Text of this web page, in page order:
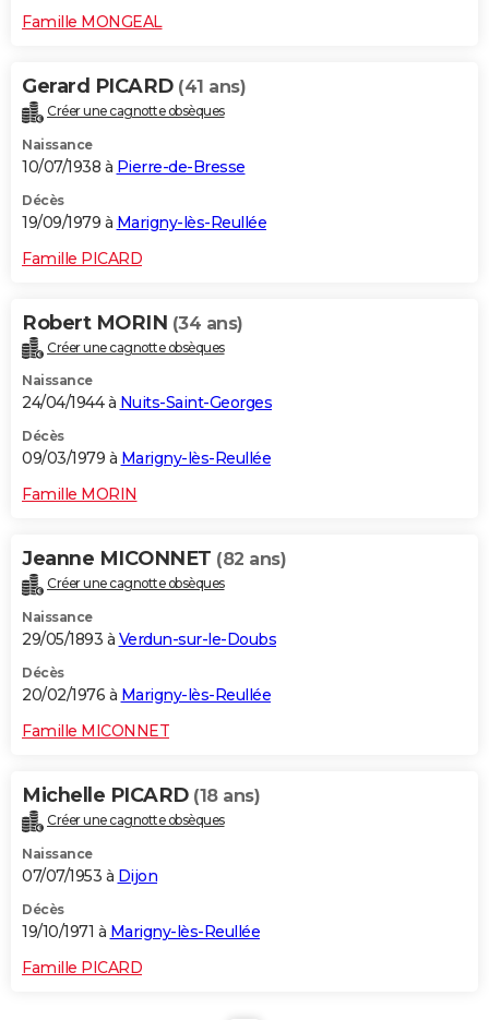
Famille MONGEAL
Gerard PICARD (41 ans)
Créer une cagnotte obsèques
Naissance
10/07/1938 à Pierre-de-Bresse
Décès
19/09/1979 à Marigny-lès-Reullée
Famille PICARD
Robert MORIN (34 ans)
Créer une cagnotte obsèques
Naissance
24/04/1944 à Nuits-Saint-Georges
Décès
09/03/1979 à Marigny-lès-Reullée
Famille MORIN
Jeanne MICONNET (82 ans)
Créer une cagnotte obsèques
Naissance
29/05/1893 à Verdun-sur-le-Doubs
Décès
20/02/1976 à Marigny-lès-Reullée
Famille MICONNET
Michelle PICARD (18 ans)
Créer une cagnotte obsèques
Naissance
07/07/1953 à Dijon
Décès
19/10/1971 à Marigny-lès-Reullée
Famille PICARD